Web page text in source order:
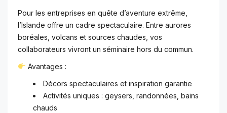
Pour les entreprises en quête d’aventure extrême,
l’Islande offre un cadre spectaculaire. Entre aurores
boréales, volcans et sources chaudes, vos
collaborateurs vivront un séminaire hors du commun.
Avantages :
Décors spectaculaires et inspiration garantie
Activités uniques : geysers, randonnées, bains
chauds